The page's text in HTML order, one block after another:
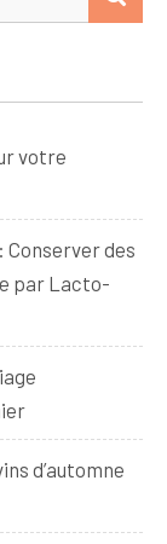
votre
Conserver des
par Lacto-
d’automne